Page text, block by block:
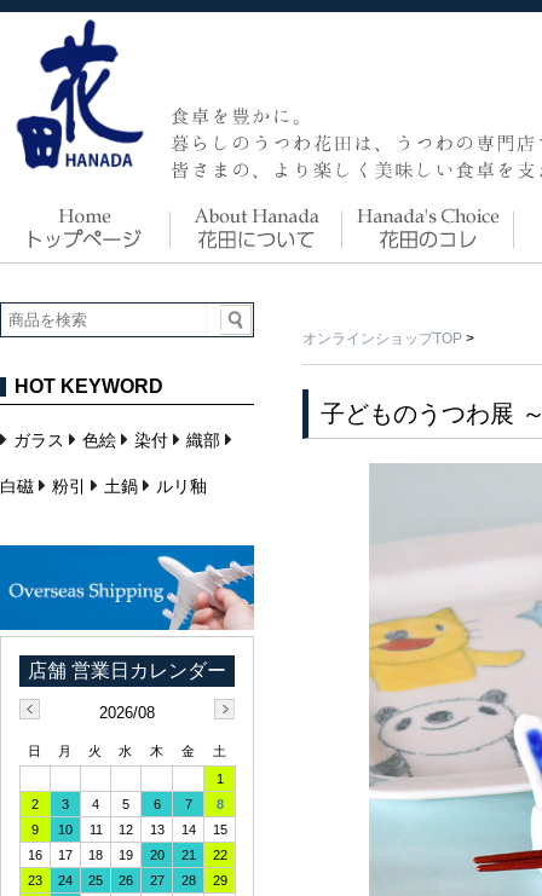
オンラインショップTOP >
子どものうつわ展
HOT KEYWORD
ガラス 色絵 染付 織部
白磁 粉引 土鍋 ルリ釉
2026/08
日 月 火 水 木 金
土
1
2
3 4 5 6 7
8
9
10 11 12 13 14
15
16
17 18 19 20 21
22
23
24 25 26 27 28
29